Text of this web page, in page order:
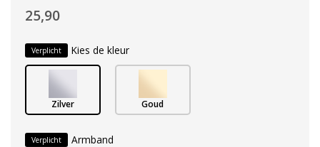
25,90
Verplicht Kies de kleur
Zilver Goud
Verplicht Armband